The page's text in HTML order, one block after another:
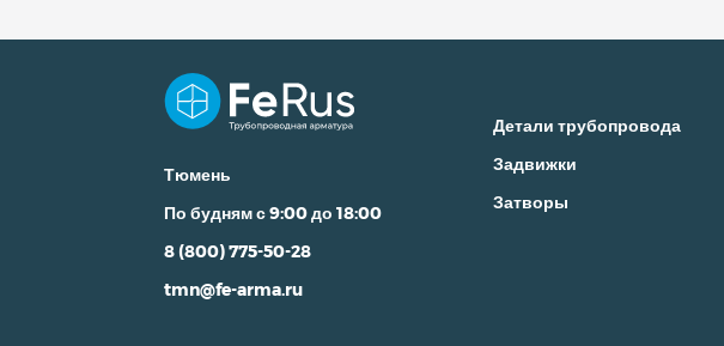
Тюмень
По будням с 9:00 до 18:00
8 (800) 775-50-28
tmn@fe-arma.ru
Детали трубопровода
Задвижки
Затворы